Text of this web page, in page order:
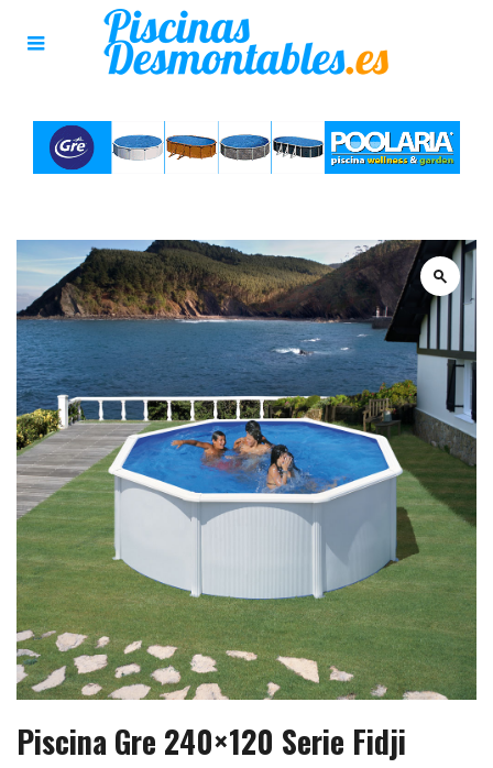
Piscina Gre 240×120 Serie Fidji